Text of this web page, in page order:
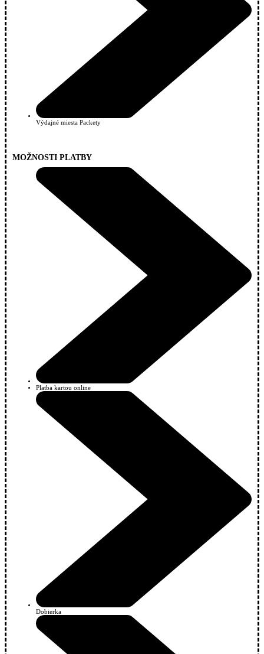
Výdajné miesta Packety
MOŽNOSTI PLATBY
Platba kartou online
Dobierka